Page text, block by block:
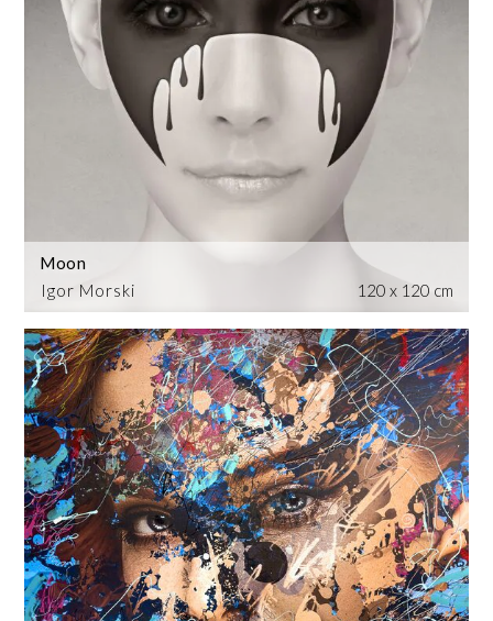
Igor Morski
Moon
120 x 120 cm